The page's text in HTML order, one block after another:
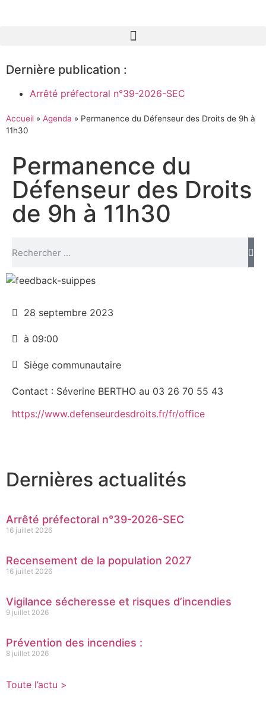
Dernière publication :
Arrêté préfectoral n°39-2026-SEC
Accueil » Agenda » Permanence du Défenseur des Droits de 9h à
11h30
Permanence du
Défenseur des Droits
de 9h à 11h30
Contact : Séverine BERTHO au 03 26 70 55 43
https://www.defenseurdesdroits.fr/fr/office
28 septembre 2023
à 09:00
Siège communautaire
Dernières actualités
Arrêté préfectoral n°39-2026-SEC
16 juillet 2026
Recensement de la population 2027
16 juillet 2026
Vigilance sécheresse et risques d’incendies
9 juillet 2026
Prévention des incendies :
8 juillet 2026
Toute l’actu >